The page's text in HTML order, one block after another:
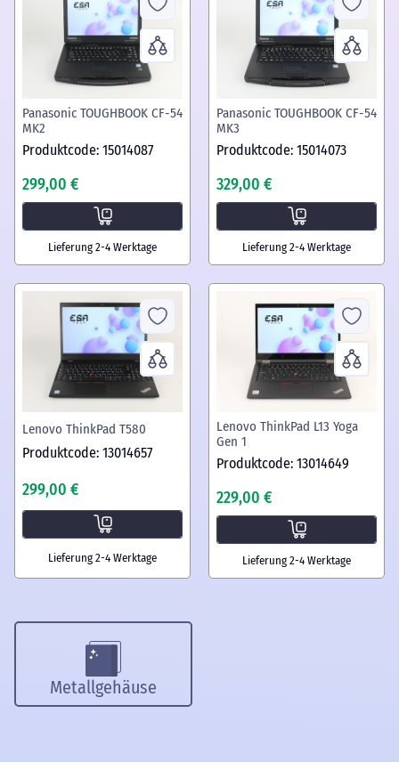
Panasonic TOUGHBOOK CF-54
MK2
Produktcode: 15014087
299,00 €
Lieferung 2-4 Werktage
Panasonic TOUGHBOOK CF-54
MK3
Produktcode: 15014073
329,00 €
Lieferung 2-4 Werktage
Lenovo ThinkPad T580
Produktcode: 13014657
299,00 €
Lieferung 2-4 Werktage
Lenovo ThinkPad L13 Yoga
Gen 1
Produktcode: 13014649
229,00 €
Lieferung 2-4 Werktage
Metallgehäuse